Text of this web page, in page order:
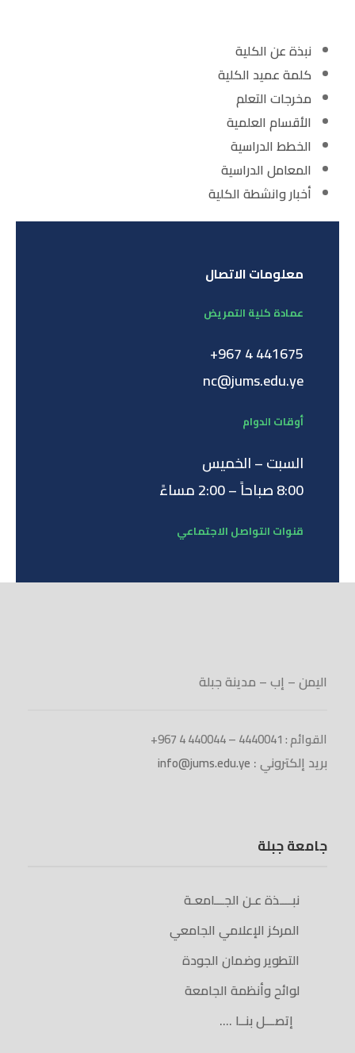
نبذة عن الكلية
كلمة عميد الكلية
مخرجات التعلم
الأقسام العلمية
الخطط الدراسية
المعامل الدراسية
أخبار وانشطة الكلية
معلومات الاتصال
عمادة كلية التمريض
441675 4 967+
nc@jums.edu.ye
أوقات الدوام
السبت – الخميس
8:00 صباحاً – 2:00 مساءً
قنوات التواصل الاجتماعي
اليمن – إب – مدينة جبلة
القوائم : 4440041 – 440044 4 967+
بريد إلكتروني : info@jums.edu.ye
جامعة جبلة
نبــــذة عـن الجـــامعـة
المركز الإعلامي الجامعي
التطوير وضمان الجودة
لوائح وأنظمة الجامعة
إتصـــل بنــا ….